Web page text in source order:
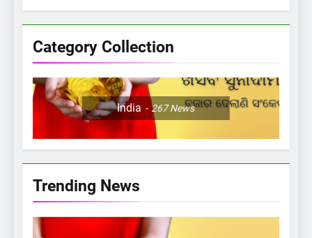
Category Collection
India 267News
Trending News